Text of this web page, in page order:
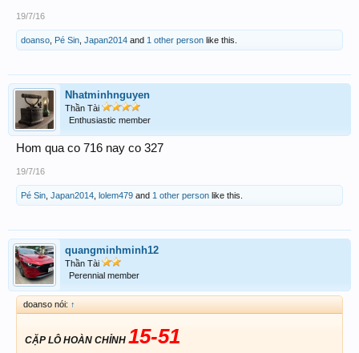
19/7/16
doanso Pé Sin Japan2014 and 1 other person like this.
Nhatminhnguyen
Thần Tài
Enthusiastic member
Hom qua co 716 nay co 327
19/7/16
Pé Sin Japan2014 lolem479 and 1 other person like this.
quangminhminh12
Thần Tài
Perennial member
doanso nói: ↑
CẶP LÔ HOÀN CHỈNH 15-51